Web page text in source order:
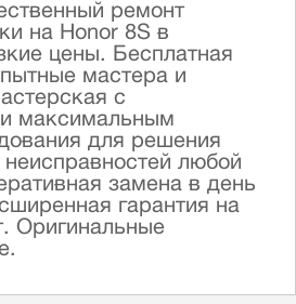
ремонт
на Honor 8S в
цены. Бесплатная
мастера и
с
максимальным
для решения
любой
замена в день
гарантия на
Оригинальные